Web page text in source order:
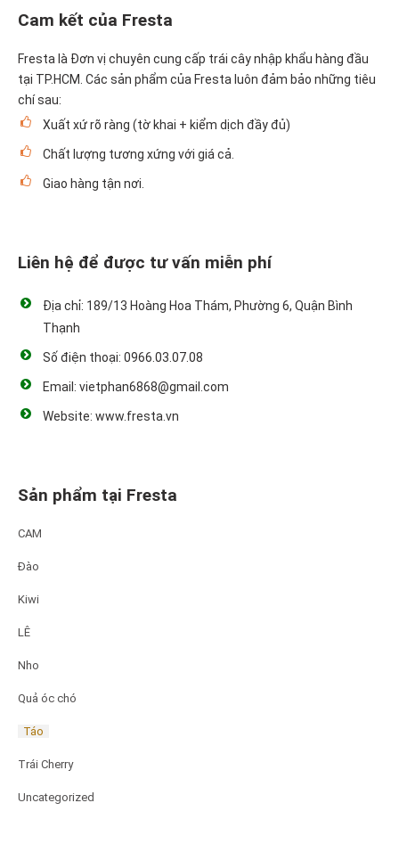
Cam kết của Fresta
Fresta là Đơn vị chuyên cung cấp trái cây nhập khẩu hàng đầu
tại TP.HCM. Các sản phẩm của Fresta luôn đảm bảo những tiêu
chí sau:
Xuất xứ rõ ràng (tờ khai + kiểm dịch đầy đủ)
Chất lượng tương xứng với giá cả.
Giao hàng tận nơi.
Liên hệ để được tư vấn miễn phí
Địa chỉ: 189/13 Hoàng Hoa Thám, Phường 6, Quận Bình
Thạnh
Số điện thoại: 0966.03.07.08
Email: vietphan6868@gmail.com
Website: www.fresta.vn
Sản phẩm tại Fresta
CAM
Đào
Kiwi
LÊ
Nho
Quả óc chó
Táo
Trái Cherry
Uncategorized